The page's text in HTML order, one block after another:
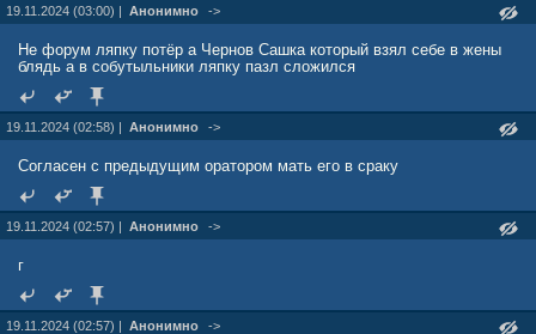
19.11.2024 (03:00) | Анонимно ->
Не форум ляпку потёр а Чернов Сашка который взял себе в жены
блядь а в собутыльники ляпку пазл сложился
19.11.2024 (02:58) | Анонимно ->
Согласен с предыдущим оратором мать его в сраку
19.11.2024 (02:57) | Анонимно ->
г
19.11.2024 (02:57) | Анонимно ->